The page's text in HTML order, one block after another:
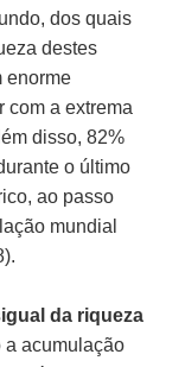
dos quais
destes
enorme
com a extrema
disso, 82%
o último
ao passo
mundial
da riqueza
a acumulação